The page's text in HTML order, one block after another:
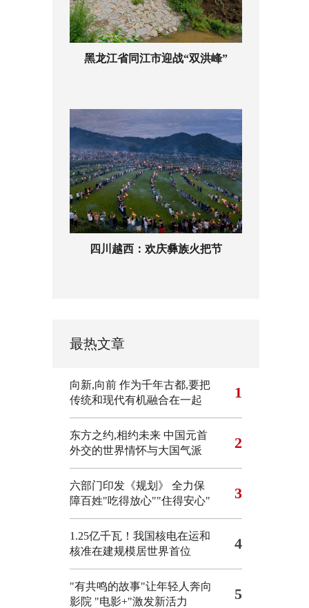
黑龙江省同江市迎战“双洪峰”
四川越西：欢庆彝族火把节
最热文章
向新,向前 作为千年古都,要把
传统和现代有机融合在一起
1
东方之约,相约未来 中国元首
外交的世界情怀与大国气派
2
六部门印发《规划》 全力保
障百姓"吃得放心""住得安心"
3
1.25亿千瓦！我国核电在运和
核准在建规模居世界首位
4
"有共鸣的故事"让年轻人奔向
影院 "电影+"激发新活力 5